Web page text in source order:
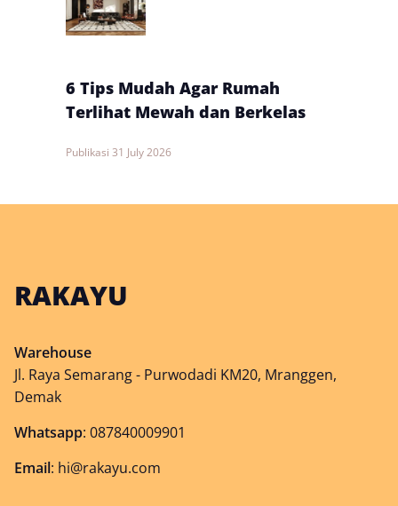
6 Tips Mudah Agar Rumah
Terlihat Mewah dan Berkelas
Publikasi 31 July 2026
RAKAYU
Warehouse
Jl. Raya Semarang - Purwodadi KM20, Mranggen,
Demak
Whatsapp: 087840009901
Email: hi@rakayu.com